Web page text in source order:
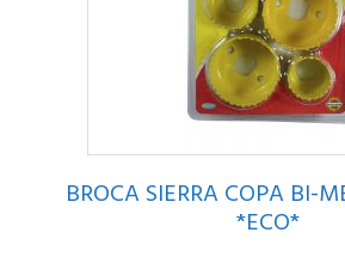
BROCA SIERRA COPA BI-
*ECO*